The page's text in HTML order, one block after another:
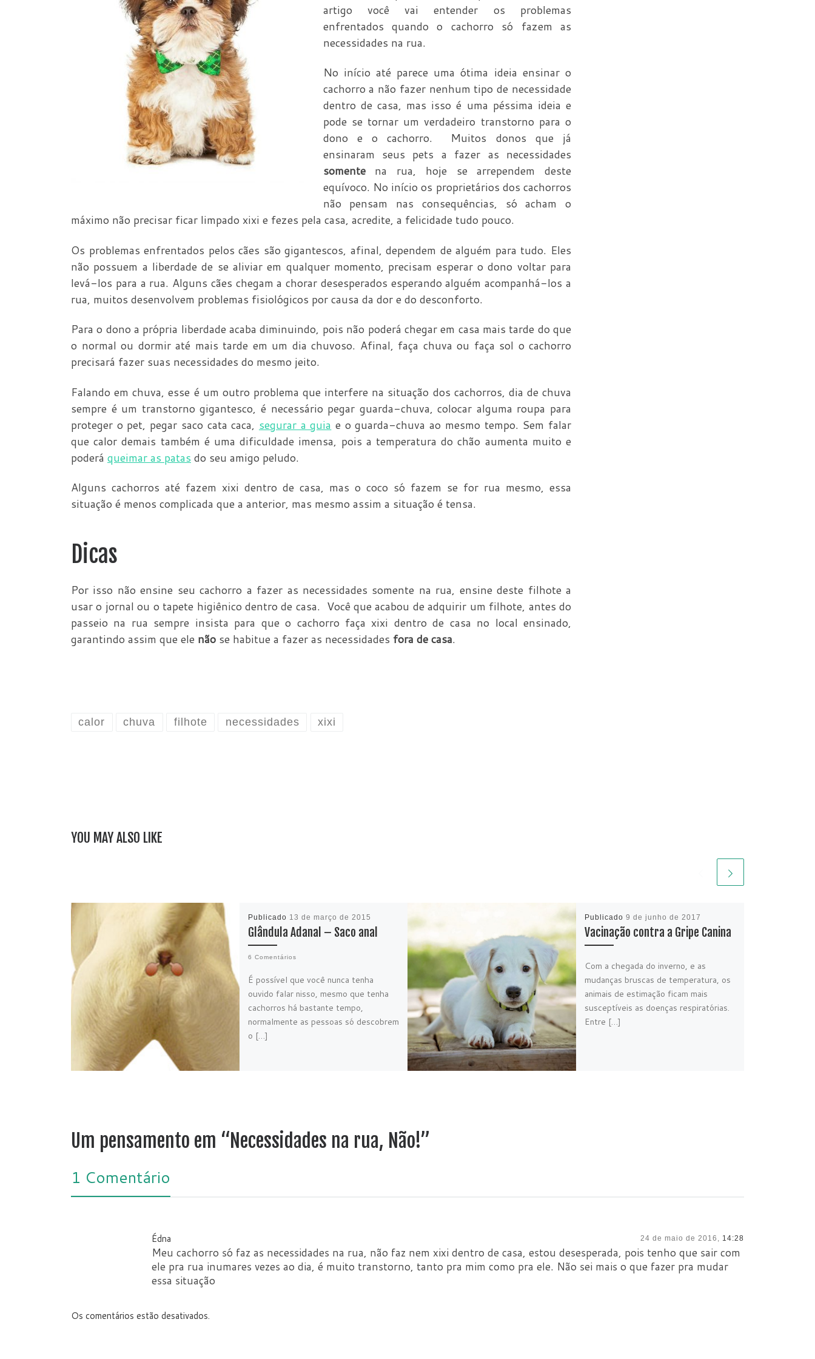
artigo você vai entender os problemas
enfrentados quando o cachorro só fazem as
necessidades na rua.
No início até parece uma ótima ideia ensinar o
cachorro a não fazer nenhum tipo de necessidade
dentro de casa, mas isso é uma péssima ideia e
pode se tornar um verdadeiro transtorno para o
dono e o cachorro. Muitos donos que já
ensinaram seus pets a fazer as necessidades
somentena rua, hoje se arrependem deste
equívoco. No início os proprietários dos cachorros
não pensam nas consequências, só acham o
máximo não precisar ficar limpado xixi e fezes pela casa, acredite, a felicidade tudo pouco.
Os problemas enfrentados pelos cães são gigantescos, afinal, dependem de alguém para tudo. Eles
não possuem a liberdade de se aliviar em qualquer momento, precisam esperar o dono voltar para
levá-los para a rua. Alguns cães chegam a chorar desesperados esperando alguém acompanhá-los a
rua, muitos desenvolvem problemas fisiológicos por causa da dor e do desconforto.
Para o dono a própria liberdade acaba diminuindo, pois não poderá chegar em casa mais tarde do que
o normal ou dormir até mais tarde em um dia chuvoso. Afinal, faça chuva ou faça sol o cachorro
precisará fazer suas necessidades do mesmo jeito.
Falando em chuva, esse é um outro problema que interfere na situação dos cachorros, dia de chuva
sempre é um transtorno gigantesco, é necessário pegar guarda-chuva, colocar alguma roupa para
proteger o pet, pegar saco cata caca, segurar a guia e o guarda-chuva ao mesmo tempo. Sem falar
que calor demais também é uma dificuldade imensa, pois a temperatura do chão aumenta muito e
poderá queimar as patas do seu amigo peludo.
Alguns cachorros até fazem xixi dentro de casa, mas o coco só fazem se for rua mesmo, essa
situação é menos complicada que a anterior, mas mesmo assim a situação é tensa.
Dicas
Por isso não ensine seu cachorro a fazer as necessidades somente na rua, ensine deste filhote a
usar o jornal ou o tapete higiênico dentro de casa. Você que acabou de adquirir um filhote, antes do
passeio na rua sempre insista para que o cachorro faça xixi dentro de casa no local ensinado,
garantindo assim que ele não se habitue a fazer as necessidades fora de casa.
calor chuva filhote necessidades xixi
YOU MAY ALSO LIKE
Publicado 13 de março de 2015
Glândula Adanal – Saco anal
6 Comentários
É possível que você nunca tenha
ouvido falar nisso, mesmo que tenha
cachorros há bastante tempo,
normalmente as pessoas só descobrem
o […]
Publicado 9 de junho de 2017
Vacinação contra a Gripe Canina
Com a chegada do inverno, e as
mudanças bruscas de temperatura, os
animais de estimação ficam mais
susceptíveis as doenças respiratórias.
Entre […]
Um pensamento em “Necessidades na rua, Não!”
1 Comentário
Édna 24 de maio de 2016, 14:28
Meu cachorro só faz as necessidades na rua, não faz nem xixi dentro de casa, estou desesperada, pois tenho que sair com
ele pra rua inumares vezes ao dia, é muito transtorno, tanto pra mim como pra ele. Não sei mais o que fazer pra mudar
essa situação
Os comentários estão desativados.